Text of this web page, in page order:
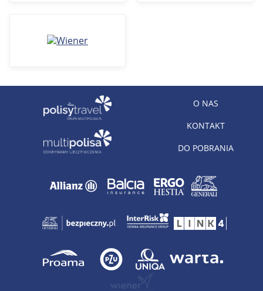
O NAS
KONTAKT
DO POBRANIA